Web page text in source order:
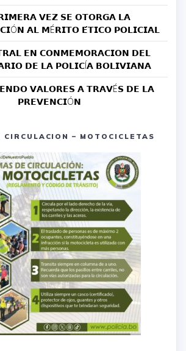
𝗩𝗘𝗭 𝗦𝗘 𝗢𝗧𝗢𝗥𝗚𝗔 𝗟𝗔
𝗔𝗟 𝗠É𝗥𝗜𝗧𝗢 𝗘́𝗧𝗜𝗖𝗢 𝗣𝗢𝗟𝗜𝗖𝗜𝗔𝗟
𝗘𝗡 𝗖𝗢𝗡𝗠𝗘𝗠𝗢𝗥𝗔𝗖𝗜𝗢𝗡 𝗗𝗘𝗟
𝗗𝗘 𝗟𝗔 𝗣𝗢𝗟𝗜𝗖Í𝗔 𝗕𝗢𝗟𝗜𝗩𝗜𝗔𝗡𝗔
𝗩𝗔𝗟𝗢𝗥𝗘𝗦 𝗔 𝗧𝗥𝗔𝗩É𝗦 𝗗𝗘 𝗟𝗔
𝗣𝗥𝗘𝗩𝗘𝗡𝗖𝗜Ó𝗡
CIRCULACION – MOTOCICLETAS